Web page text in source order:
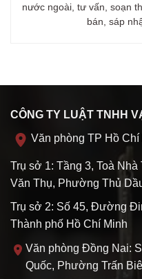
nước ngoài, tư vấn, soạn
bán, sáp
CÔNG TY LUẬT TNHH
Văn phòng TP Hồ Chí
Trụ sở 1: Tầng 3, Toà
Văn Thụ, Phường Thủ
Trụ sở 2: Số 45, Đường
Thành phố Hồ Chí Minh
Văn phòng Đồng Nai:
Quốc, Phường Trấn